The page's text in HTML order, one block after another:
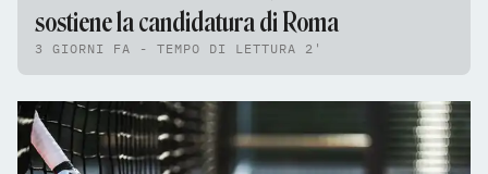
sostiene la candidatura di Roma
3 GIORNI FA - TEMPO DI LETTURA 2'